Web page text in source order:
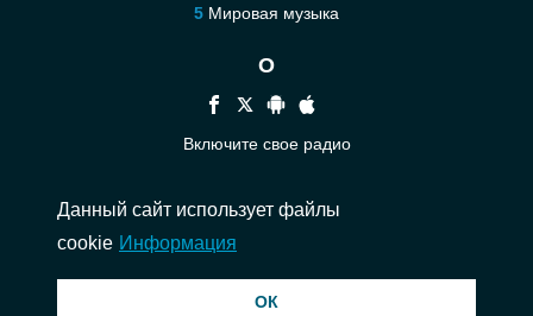
Мировая музыка
О
Включите свое радио
Связаться
конфиденциальности
Данный сайт использует файлы
cookie Информация
ОК